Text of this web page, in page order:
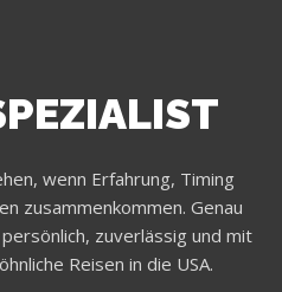
wenn Erfahrung, Timing
zusammenkommen. Genau
zuverlässig und mit
Reisen in die USA.